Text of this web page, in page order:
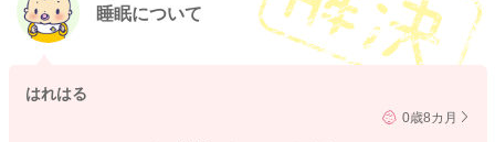
睡眠について
はれはる
0歳8カ月